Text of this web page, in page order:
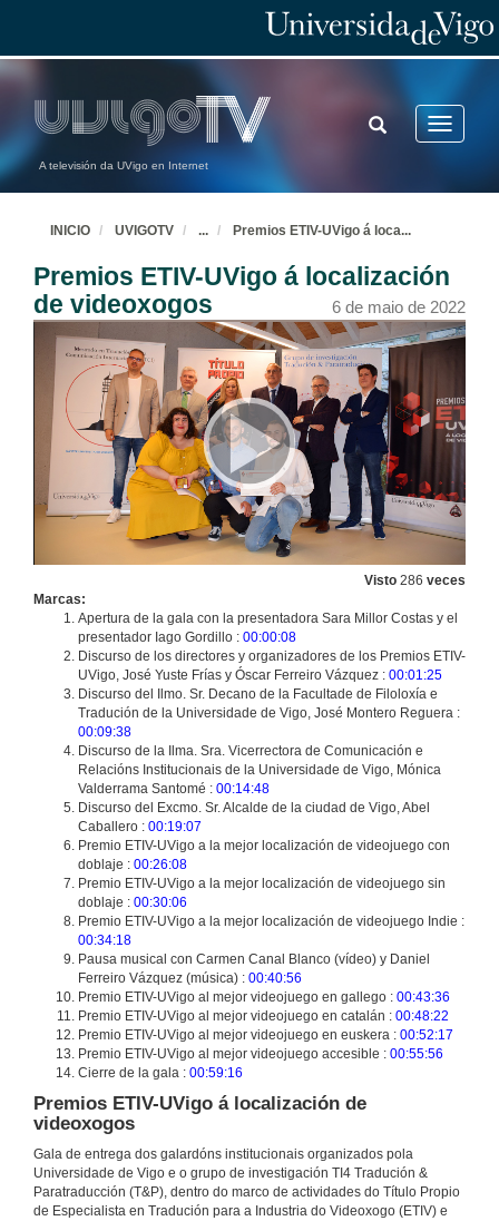
A televisión da UVigo en Internet
Toggle
TOGGLE
SEARCH
INICIO UVIGOTV ... Premios ETIV-UVigo á loca...
Premios ETIV-UVigo á localización
de videoxogos
6 de maio de 2022
Visto 286 veces
Marcas:
Apertura de la gala con la presentadora Sara Millor Costas y el
presentador Iago Gordillo : 00:00:08
Discurso de los directores y organizadores de los Premios ETIV-
UVigo, José Yuste Frías y Óscar Ferreiro Vázquez : 00:01:25
Discurso del Ilmo. Sr. Decano de la Facultade de Filoloxía e
Tradución de la Universidade de Vigo, José Montero Reguera :
00:09:38
Discurso de la Ilma. Sra. Vicerrectora de Comunicación e
Relacións Institucionais de la Universidade de Vigo, Mónica
Valderrama Santomé : 00:14:48
Discurso del Excmo. Sr. Alcalde de la ciudad de Vigo, Abel
Caballero : 00:19:07
Premio ETIV-UVigo a la mejor localización de videojuego con
doblaje : 00:26:08
Premio ETIV-UVigo a la mejor localización de videojuego sin
doblaje : 00:30:06
Premio ETIV-UVigo a la mejor localización de videojuego Indie :
00:34:18
Pausa musical con Carmen Canal Blanco (vídeo) y Daniel
Ferreiro Vázquez (música) : 00:40:56
Premio ETIV-UVigo al mejor videojuego en gallego : 00:43:36
Premio ETIV-UVigo al mejor videojuego en catalán : 00:48:22
Premio ETIV-UVigo al mejor videojuego en euskera : 00:52:17
Premio ETIV-UVigo al mejor videojuego accesible : 00:55:56
Cierre de la gala : 00:59:16
Premios ETIV-UVigo á localización de
videoxogos
Gala de entrega dos galardóns institucionais organizados pola
Universidade de Vigo e o grupo de investigación TI4 Tradución &
Paratraducción (T&P), dentro do marco de actividades do Título Propio
de Especialista en Tradución para a Industria do Videoxogo (ETIV) e